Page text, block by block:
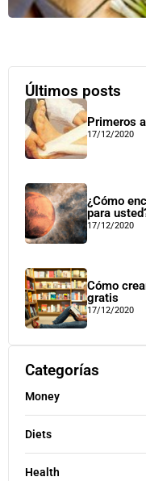
Últimos posts
Primeros
17/12/2020
¿Cómo
para
17/12/2020
Cómo
gratis
17/12/2020
Categorías
Money
Diets
Health